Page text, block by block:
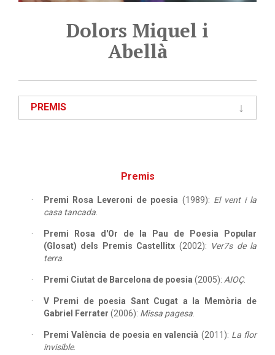
Dolors Miquel i
Abellà
PREMIS
Premis
Premi Rosa Leveroni de poesia (1989): El vent i la
casa tancada
Premi Rosa d'Or de la Pau de Poesia Popular
(Glosat) dels Premis Castellitx (2002): Ver7s de la
terra
Premi Ciutat de Barcelona de poesia (2005): AIOÇ.
V Premi de poesia Sant Cugat a la Memòria de
Gabriel Ferrater (2006): Missa pagesa
Premi València de poesia en valencià (2011): La flor
invisible.